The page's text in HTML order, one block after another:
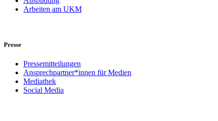
Arbeiten am UKM
Presse
Pressemitteilungen
Ansprechpartner*innen für Medien
Mediathek
Social Media